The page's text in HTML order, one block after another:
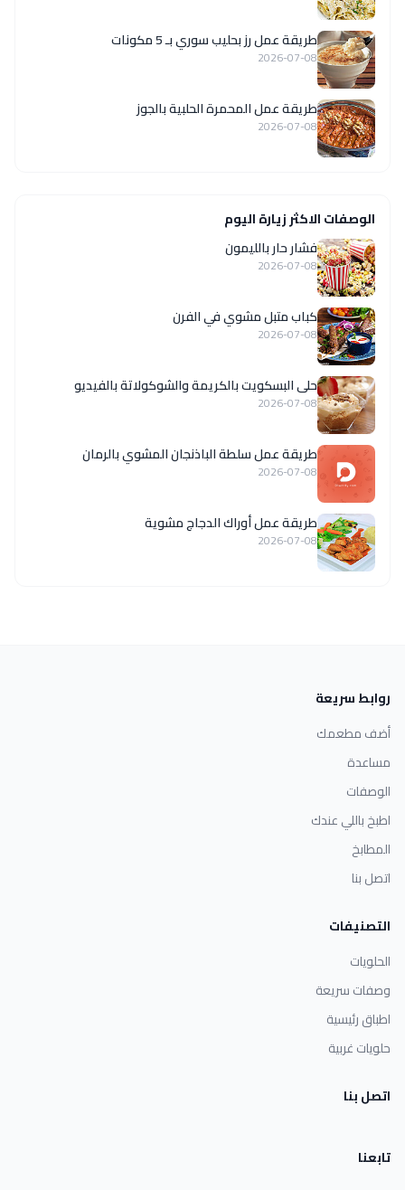
طريقة عمل رز بحليب سوري بـ 5 مكونات
2026-07-08
طريقة عمل المحمرة الحلبية بالجوز
2026-07-08
الوصفات الاكثر زيارة اليوم
فشار حار بالليمون
2026-07-08
كباب متبل مشوي في الفرن
2026-07-08
حلى البسكويت بالكريمة والشوكولاتة بالفيديو
2026-07-08
طريقة عمل سلطة الباذنجان المشوي بالرمان
2026-07-08
طريقة عمل أوراك الدجاج مشوية
2026-07-08
روابط سريعة
أضف مطعمك
مساعدة
الوصفات
اطبخ باللي عندك
المطابخ
اتصل بنا
التصنيفات
الحلويات
وصفات سريعة
اطباق رئيسية
حلويات غربية
اتصل بنا
تابعنا